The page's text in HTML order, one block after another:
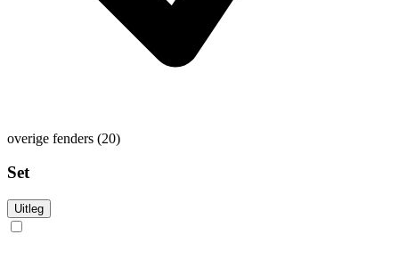
overige fenders (20)
Set
Uitleg